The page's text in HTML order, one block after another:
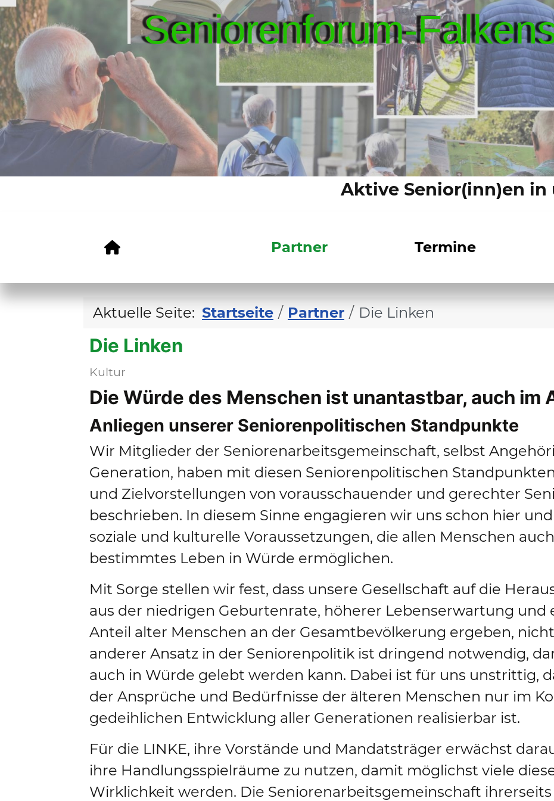
Seniorenforum-
Aktive Senior(inn)en in
Partner Termine
Aktuelle Seite: Startseite Partner Die Linken
Die Linken
Kultur
Die Würde des Menschen ist unantastbar, auch im
Anliegen unserer Seniorenpolitischen Standpunkte
Wir Mitglieder der Seniorenarbeitsgemeinschaft, selbst
Generation, haben mit diesen Seniorenpolitischen
und Zielvorstellungen von vorausschauender und gerechter
beschrieben. In diesem Sinne engagieren wir uns schon hier
soziale und kulturelle Voraussetzungen, die allen Menschen
bestimmtes Leben in Würde ermöglichen.
Mit Sorge stellen wir fest, dass unsere Gesellschaft auf die
aus der niedrigen Geburtenrate, höherer Lebenserwartung und
Anteil alter Menschen an der Gesamtbevölkerung ergeben,
anderer Ansatz in der Seniorenpolitik ist dringend notwendig,
auch in Würde gelebt werden kann. Dabei ist für uns unstrittig,
der Ansprüche und Bedürfnisse der älteren Menschen nur im
gedeihlichen Entwicklung aller Generationen realisierbar ist.
Für die LINKE, ihre Vorstände und Mandatsträger erwächst
ihre Handlungsspielräume zu nutzen, damit möglichst viele
Wirklichkeit werden. Die Seniorenarbeitsgemeinschaft ihrerseits